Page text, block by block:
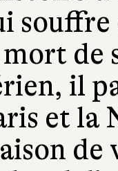
de
il
et la
de